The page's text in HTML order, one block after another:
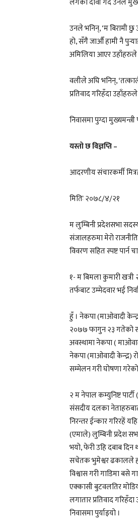
उनले भनिन्, ‘म बिरामी
हो, सँगै जाऔँ हामी नै
अमिलिया आएर उहाँहरुले
वलीले अघि भनिन्,
प्रतिवाद गरिहँदा
निवासमा पुग्दा
यस्तो छ विज्ञप्ति –
आदरणीय संचारकर्मी
मितिः २०७८/४/२१
म लुम्बिनी प्रदेशसभा
संजालहरुमा मेरो
विवरण सहित स्पष्ट पार्न
१- म बिमला कुमारी खत्री
तर्फबाट उम्मेदवार भई
हुँ । नेकपा (माओवादी
२०७७ फागुन २३ गतेको
अवस्थामा नेकपा (
नेकपा (माओवादी केन्द्र)
सम्मेलन गरी घोषणा
२ म नेपाल कम्युनिष्ट
संसदीय दलका नेताहरुबाट
निरन्तर ईन्कार गरिरहें
(एमाले) लुम्बिनी प्रदेश
भयो, फेरी उहि दबाब
सचेतक भुमेश्वर ढकालले
विश्वास गरी गाडिमा बसे
एक्कासी बुटवलतिर
लगातार प्रतिवाद
निवासमा पुर्याइयो ।